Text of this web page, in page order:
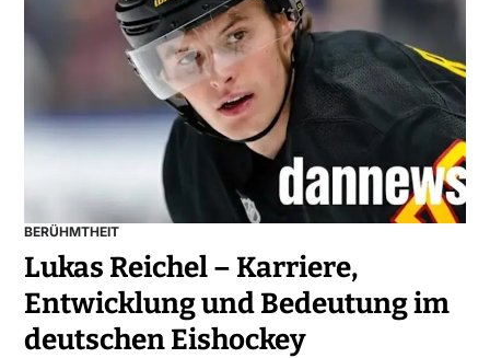
BERÜHMTHEIT
Lukas Reichel – Karriere,
Entwicklung und Bedeutung im
deutschen Eishockey